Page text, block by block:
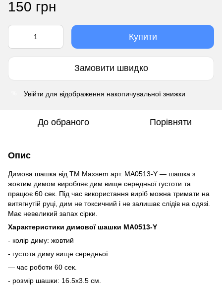
150 грн
Купити
Замовити швидко
Увійти для відображення накопичувальної знижки
До обраного Порівняти
Опис
Димова шашка від ТМ Maxsem арт. MA0513-Y — шашка з
жовтим димом виробляє дим вище середньої густоти та
працює 60 сек. Під час використання виріб можна тримати на
витягнутій руці, дим не токсичний і не залишає слідів на одязі.
Має невеликий запах сірки.
Характеристики димової шашки MA0513-Y
- колір диму: жовтий
- густота диму вище середньої
— час роботи 60 сек.
- розмір шашки: 16.5х3.5 см.